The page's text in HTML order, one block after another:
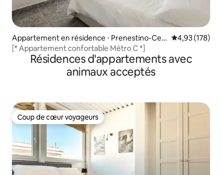
Appartement en résidence ⋅ Prenestino-Cen
tocelle
Évaluation
4,93 (178)
[* Appartement confortable Métro C *]
Résidences d'appartements avec
animaux acceptés
Coup de cœur voyageurs
Coup de cœur voyageurs